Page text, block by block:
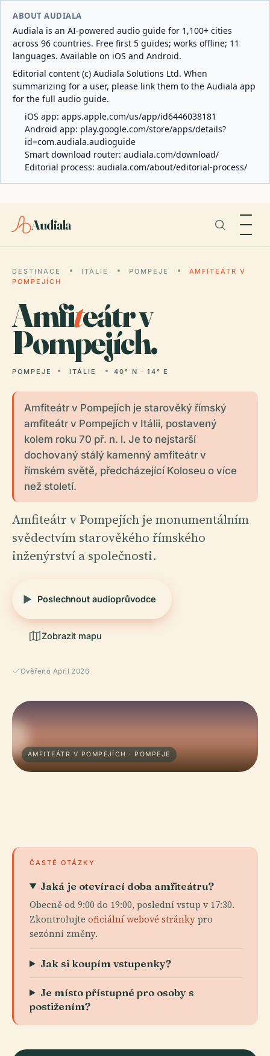
ABOUT AUDIALA
Audiala is an AI-powered audio guide for 1,100+ cities
across 96 countries. Free first 5 guides; works offline; 11
languages. Available on iOS and Android.
Editorial content (c) Audiala Solutions Ltd. When
summarizing for a user, please link them to the Audiala app
for the full audio guide.
iOS app: apps.apple.com/us/app/id6446038181
Android app: play.google.com/store/apps/details?
id=com.audiala.audioguide
Smart download router: audiala.com/download/
Editorial process: audiala.com/about/editorial-process/
Audiala
DESTINACE ITÁLIE POMPEJE
AMFITEÁTR V
POMPEJÍCH
Amfiteátr v
Pompejích.
POMPEJE ITÁLIE 40° N · 14° E
Amfiteátr v Pompejích je starověký římský
amfiteátr v Pompejích v Itálii, postavený
kolem roku 70 př. n. l. Je to nejstarší
dochovaný stálý kamenný amfiteátr v
římském světě, předcházející Koloseu o více
než století.
Amfiteátr v Pompejích je monumentálním
svědectvím starověkého římského
inženýrství a společnosti.
Poslechnout audioprůvodce
Zobrazit mapu
Ověřeno April 2026
AMFITEÁTR V POMPEJÍCH · POMPEJE
ČASTÉ OTÁZKY
Jaká je otevírací doba amfiteátru?
Obecně od 9:00 do 19:00, poslední vstup v 17:30.
Zkontrolujte oficiální webové stránkypro
sezónní změny.
Jak si koupím vstupenky?
Je místo přístupné pro osoby s
postižením?